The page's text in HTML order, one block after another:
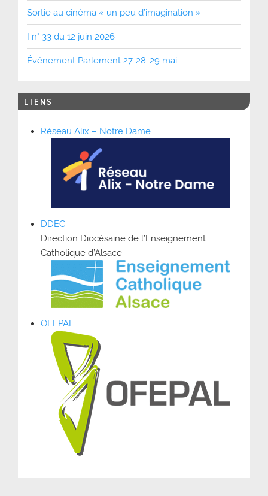
Sortie au cinéma « un peu d’imagination »
I n° 33 du 12 juin 2026
Événement Parlement 27-28-29 mai
LIENS
Réseau Alix – Notre Dame
DDEC
Direction Diocésaine de l’Enseignement
Catholique d’Alsace
OFEPAL